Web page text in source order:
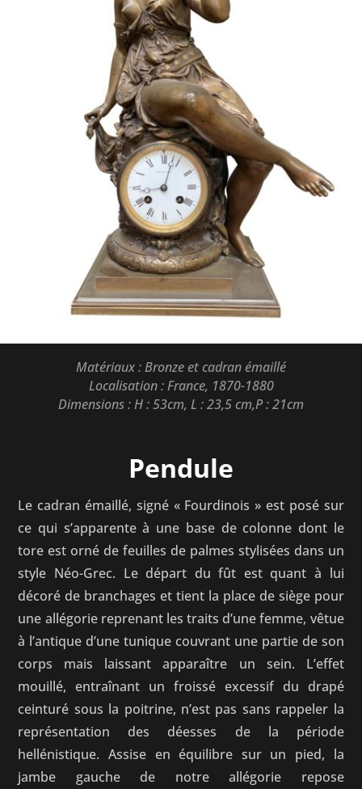
Matériaux : Bronze et cadran émaillé
Localisation : France, 1870-1880
Dimensions : H : 53cm, L : 23,5 cm,P : 21cm
Pendule
Le cadran émaillé, signé « Fourdinois » est posé sur
ce qui s’apparente à une base de colonne dont le
tore est orné de feuilles de palmes stylisées dans un
style Néo-Grec. Le départ du fût est quant à lui
décoré de branchages et tient la place de siège pour
une allégorie reprenant les traits d’une femme, vêtue
à l’antique d’une tunique couvrant une partie de son
corps mais laissant apparaître un sein. L’effet
mouillé, entraînant un froissé excessif du drapé
ceinturé sous la poitrine, n’est pas sans rappeler la
représentation des déesses de la période
hellénistique. Assise en équilibre sur un pied, la
jambe gauche de notre allégorie repose